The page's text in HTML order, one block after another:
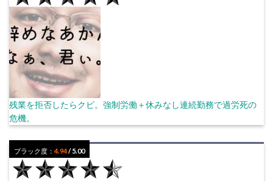
残業を拒否したらクビ。強制労働＋休みなし連続勤務で過労死の
危機。
ブラック度：4.94/ 5.00